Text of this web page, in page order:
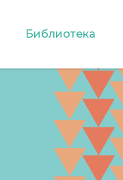
Библиотека